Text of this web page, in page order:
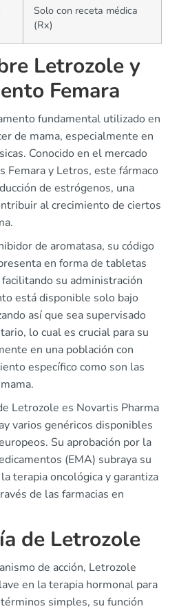
Solo con receta médica
(Rx)
Letrozole y
Femara
fundamental utilizado en
de mama, especialmente en
Conocido en el mercado
Femara y Letros, este fármaco
de estrógenos, una
al crecimiento de ciertos
de aromatasa, su código
en forma de tabletas
su administración
está disponible solo bajo
así que sea supervisado
lo cual es crucial para su
en una población con
específico como son las
Letrozole es Novartis Pharma
varios genéricos disponibles
Su aprobación por la
(EMA) subraya su
terapia oncológica y garantiza
de las farmacias en
de Letrozole
de acción, Letrozole
en la terapia hormonal para
simples, su función